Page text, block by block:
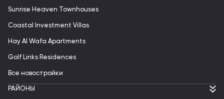
Sunrise Heaven Townhouses
Coastal Investment Villas
Hay Al Wafa Apartments
Golf Links Residences
Все новостройки
РАЙОНЫ